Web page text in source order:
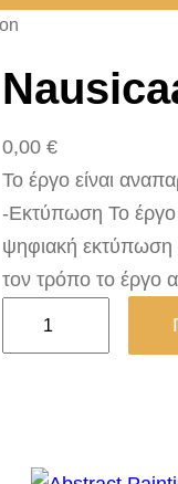
0,00 €
Το έργο είναι
-Εκτύπωση Το έργο
ψηφιακή εκτύπωση
τον τρόπο το έργο